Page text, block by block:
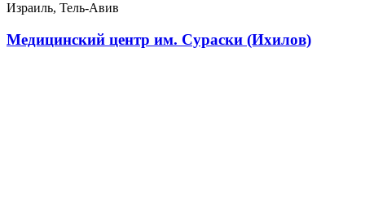
Израиль, Тель-Авив
Медицинский центр им. Сураски (Ихилов)